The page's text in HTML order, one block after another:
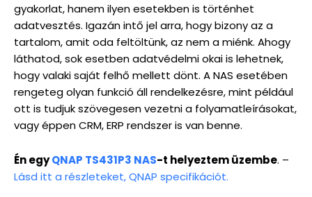
gyakorlat, hanem ilyen esetekben is történhet
adatvesztés. Igazán intő jel arra, hogy bizony az a
tartalom, amit oda feltöltünk, az nem a miénk. Ahogy
láthatod, sok esetben adatvédelmi okai is lehetnek,
hogy valaki saját felhő mellett dönt. A NAS esetében
rengeteg olyan funkció áll rendelkezésre, mint például
ott is tudjuk szövegesen vezetni a folyamatleírásokat,
vagy éppen CRM, ERP rendszer is van benne.
Én egyQNAP TS431P3 NAS-t helyeztem üzembe. –
Lásd itt a részleteket, QNAP specifikációt.